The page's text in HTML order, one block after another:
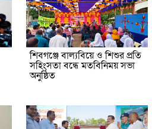
শিবগঞ্জে বাল্যবিয়ে ও শিশুর প্রতি
সহিংসতা বন্ধে মতবিনিময় সভা
অনুষ্ঠিত